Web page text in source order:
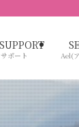
ポート Ael(